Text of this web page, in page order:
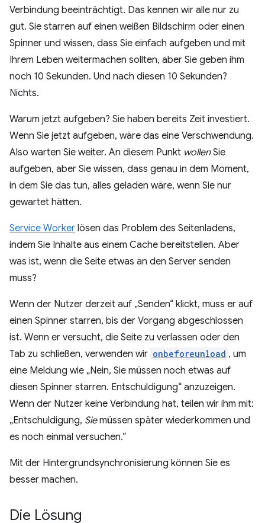
Verbindung beeinträchtigt. Das kennen wir alle nur zu
gut. Sie starren auf einen weißen Bildschirm oder einen
Spinner und wissen, dass Sie einfach aufgeben und mit
Ihrem Leben weitermachen sollten, aber Sie geben ihm
noch 10 Sekunden. Und nach diesen 10 Sekunden?
Nichts.
Warum jetzt aufgeben? Sie haben bereits Zeit investiert.
Wenn Sie jetzt aufgeben, wäre das eine Verschwendung.
Also warten Sie weiter. An diesem Punkt wollenSie
aufgeben, aber Sie wissen, dass genau in dem Moment,
in dem Sie das tun, alles geladen wäre, wenn Sie nur
gewartet hätten.
Service Worker lösen das Problem des Seitenladens,
indem Sie Inhalte aus einem Cache bereitstellen. Aber
was ist, wenn die Seite etwas an den Server senden
muss?
Wenn der Nutzer derzeit auf „Senden“ klickt, muss er auf
einen Spinner starren, bis der Vorgang abgeschlossen
ist. Wenn er versucht, die Seite zu verlassen oder den
Tab zu schließen, verwenden wir onbeforeunload , um
eine Meldung wie „Nein, Sie müssen noch etwas auf
diesen Spinner starren. Entschuldigung“ anzuzeigen.
Wenn der Nutzer keine Verbindung hat, teilen wir ihm mit:
„Entschuldigung, Siemüssen später wiederkommen und
es noch einmal versuchen.“
Mit der Hintergrundsynchronisierung können Sie es
besser machen.
Die Lösung